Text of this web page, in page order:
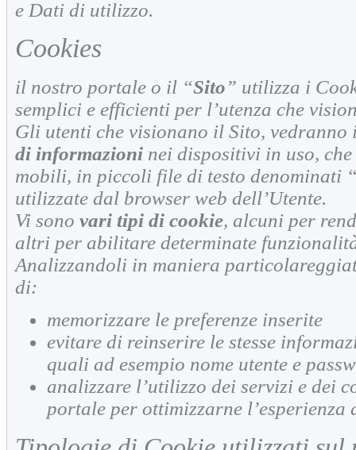
e Dati di utilizzo.
Cookies
il nostro portale o il “Sito” utilizza i
semplici e efficienti per l’utenza che
Gli utenti che visionano il Sito,
di informazioni nei dispositivi in uso,
mobili, in piccoli file di testo denominati
utilizzate dal browser web dell’Utente.
Vi sono vari tipi di cookie, alcuni per
altri per abilitare determinate
Analizzandoli in maniera
di:
memorizzare le preferenze inserite
evitare di reinserire le stesse
quali ad esempio nome utente e
analizzare l’utilizzo dei servizi e dei
portale per ottimizzarne